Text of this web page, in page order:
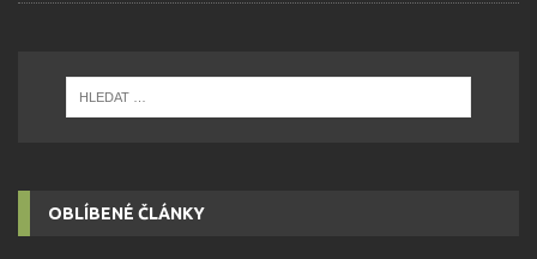
OBLÍBENÉ ČLÁNKY